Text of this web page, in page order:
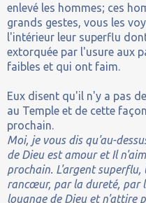
enlevé les hommes; ces
grands gestes, vous les
l'intérieur leur superflu
extorquée par l'usure aux
faibles et qui ont faim.
Eux disent qu'il n'y a pas
au Temple et de cette
prochain.
Moi, je vous dis qu'au-
de Dieu est amour et Il
prochain. L'argent
rancœur, par la dureté, par
louange de Dieu et n'attire